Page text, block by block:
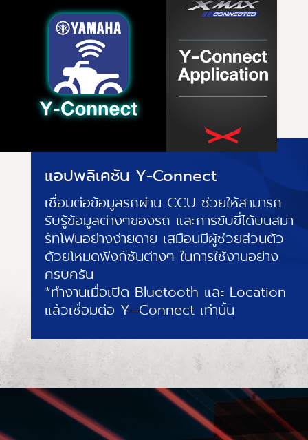
แอปพลิเคชัน Y-Connect
เชื่อมต่อข้อมูลรถผ่าน CCU ช่วยให้สามารถ
รับรู้ข้อมูลต่างๆของรถ และการขับขี่ได้บนสมา
ร์ทโฟนอย่างง่ายดาย เสมือนมีผู้ช่วยส่วนตัว
ด้วยโหมดฟังก์ชันต่างๆ ในการใช้งานอย่าง
ครบครัน
*ทำงานเมื่อเปิด Bluetooth และ Location
แล้วเชื่อมต่อ Y–Connect เท่านั้น